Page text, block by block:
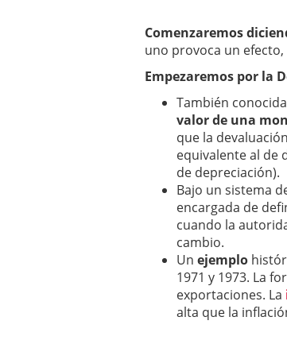
Comenzaremos
uno provoca un
Empezaremos por la
También
valor de una
que la
equivalente al de
de depreciación).
Bajo un sistema
encargada de
cuando la
cambio.
Un ejemplo
1971 y 1973. La
exportaciones. La
alta que la